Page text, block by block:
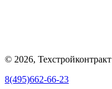
© 2026, Техстройконтракт
8(495)662-66-23